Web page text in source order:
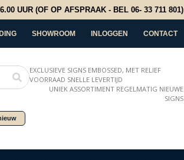
UUR (OF OP AFSPRAAK - BEL 06- 33 711 801)
SHOWROOM INLOGGEN CONTACT
EXCLUSIEVE SIGNS EMBOSSED, MET RELIEF
VOORRAAD SNELLE LEVERTIJD
UNIEK ASSORTIMENT REGELMATIG NIEUWE
SIGNS